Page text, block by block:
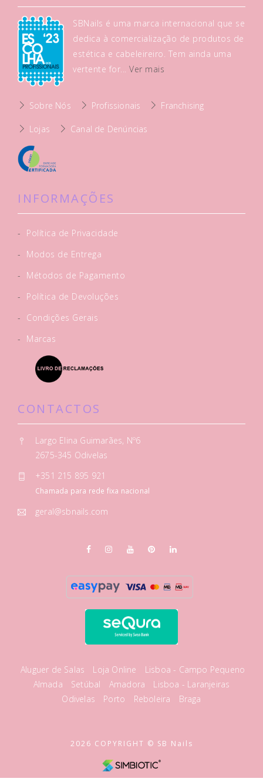
SBNails é uma marca internacional que se
dedica à comercialização de produtos de
estética e cabeleireiro. Tem ainda uma
vertente for...Ver mais
Sobre Nós Profissionais Franchising
Lojas Canal de Denúncias
INFORMAÇÕES
-
Política de Privacidade
-
Modos de Entrega
-
Métodos de Pagamento
-
Política de Devoluções
-
Condições Gerais
-
Marcas
CONTACTOS
Largo Elina Guimarães, Nº6
2675-345 Odivelas
+351 215 895 921
Chamada para rede fixa nacional
geral@sbnails.com
Aluguer de Salas Loja Online
Lisboa - Campo Pequeno
Almada
Setúbal Amadora
Lisboa - Laranjeiras
Odivelas
Porto Reboleira Braga
2026 COPYRIGHT © SB Nails